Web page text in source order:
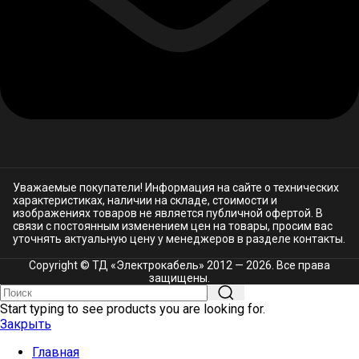
Уважаемые покупатели! Информация на сайте о технических
характеристиках, наличии на складе, стоимости и
изображениях товаров не является публичной офертой. В
связи с постоянным изменением цен на товары, просим вас
уточнять актуальную цену у менеджеров в разделе контакты.
Copyright © ТД «Электрокабель»​ 2012 — 2026. Все права
защищены.
Start typing to see products you are looking for.
Закрыть
Главная